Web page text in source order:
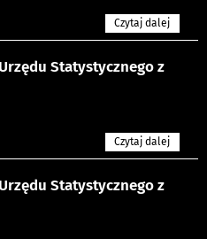
Czytaj dalej
Statystycznego z
Czytaj dalej
Statystycznego z